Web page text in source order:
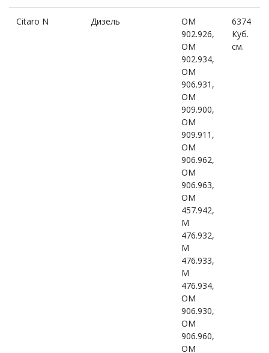
Citaro N Дизель
OM
902.926,
OM
902.934,
OM
906.931,
OM
909.900,
OM
909.911,
OM
906.962,
OM
906.963,
OM
457.942,
M
476.932,
M
476.933,
M
476.934,
OM
906.930,
OM
906.960,
OM
6374
Куб.
см.